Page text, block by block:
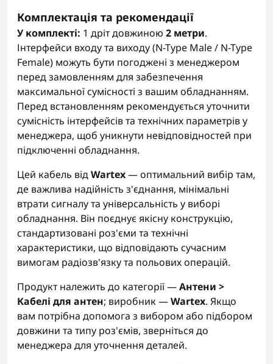
Комплектація та рекомендації
У комплекті: 1 дріт довжиною 2 метри.
Інтерфейси входу та виходу (N-Type Male / N-Type
Female) можуть бути погоджені з менеджером
перед замовленням для забезпечення
максимальної сумісності з вашим обладнанням.
Перед встановленням рекомендується уточнити
сумісність інтерфейсів та технічних параметрів у
менеджера, щоб уникнути невідповідностей при
підключенні обладнання.
Цей кабель відWartex— оптимальний вибір там,
де важлива надійність з'єднання, мінімальні
втрати сигналу та універсальність у виборі
обладнання. Він поєднує якісну конструкцію,
стандартизовані роз'єми та технічні
характеристики, що відповідають сучасним
вимогам радіозв'язку та польових операцій.
Продукт належить до категорії —Антени >
Кабелі для антен; виробник —Wartex. Якщо
вам потрібна допомога з вибором або підбором
довжини та типу роз'ємів, зверніться до
менеджера для уточнення деталей.